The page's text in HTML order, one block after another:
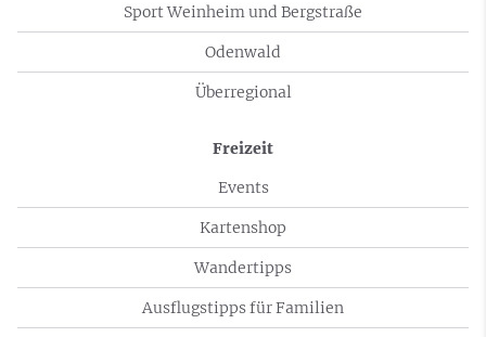
Sport Weinheim und Bergstraße
Odenwald
Überregional
Freizeit
Events
Kartenshop
Wandertipps
Ausflugstipps für Familien